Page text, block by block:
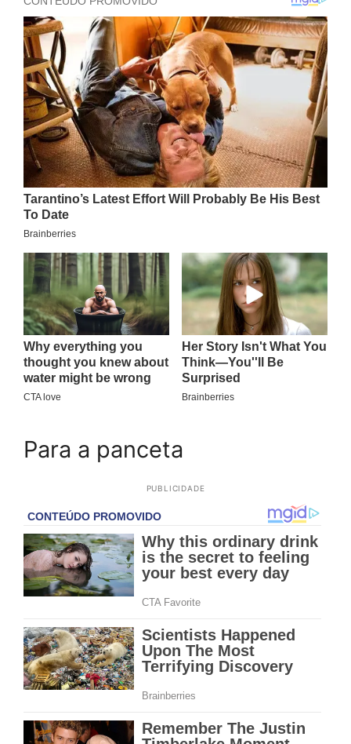
Para a panceta
PUBLICIDADE